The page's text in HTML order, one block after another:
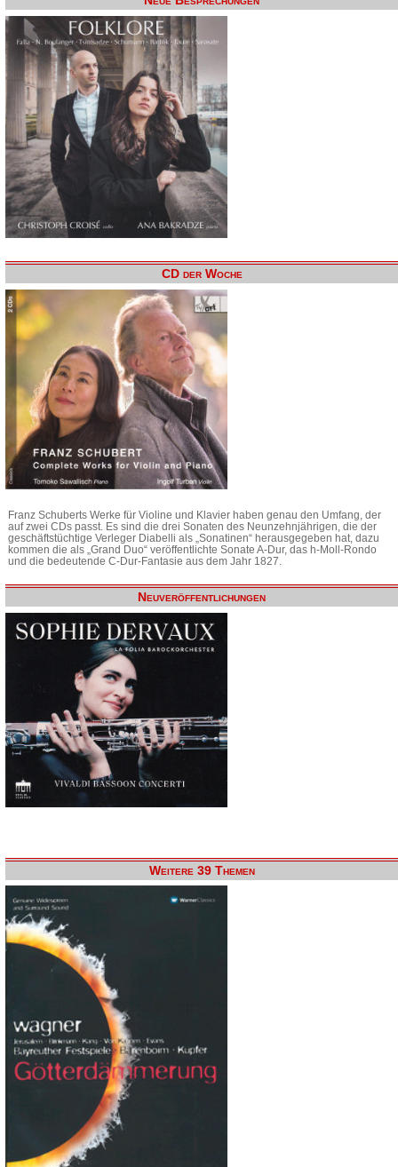
CD der Woche
Franz Schuberts Werke für Violine und Klavier haben genau den Umfang, der
auf zwei CDs passt. Es sind die drei Sonaten des Neunzehnjährigen, die der
geschäftstüchtige Verleger Diabelli als „Sonatinen“ herausgegeben hat, dazu
kommen die als „Grand Duo“ veröffentlichte Sonate A-Dur, das h-Moll-Rondo
und die bedeutende C-Dur-Fantasie aus dem Jahr 1827.
Neuveröffentlichungen
Weitere 39 Themen